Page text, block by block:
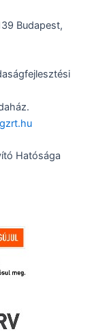
Budapest,
Hatósága